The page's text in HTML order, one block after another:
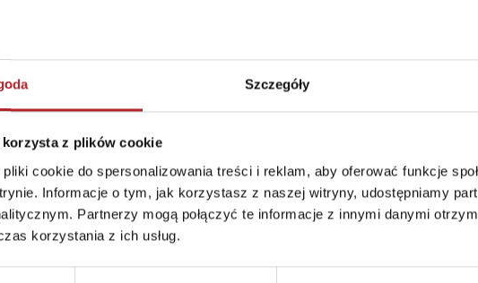
Szczegóły
z plików cookie
cookie do spersonalizowania treści i reklam, aby oferować funkcje
Informacje o tym, jak korzystasz z naszej witryny, udostępniamy
Partnerzy mogą połączyć te informacje z innymi danymi
korzystania z ich usług.